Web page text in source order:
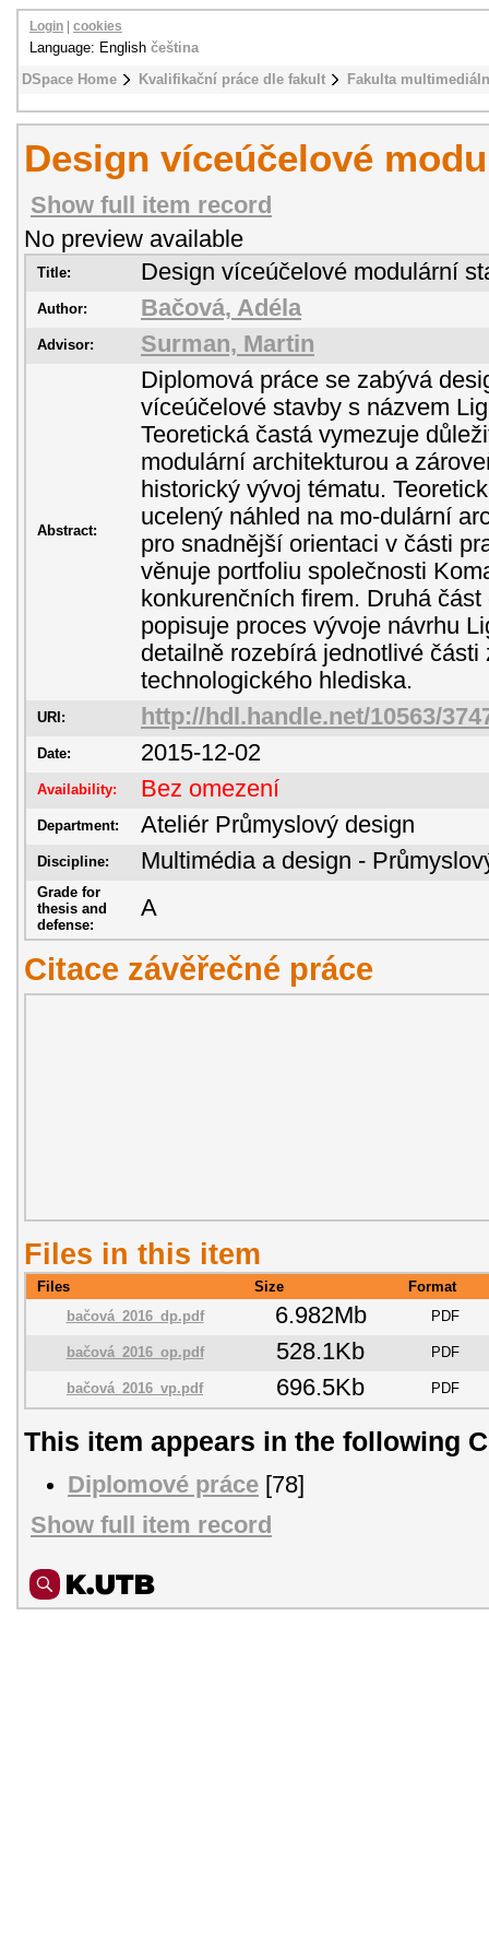
DSpace Home Kvalifikační práce dle fakult Fakulta
Login cookies
Language: English čeština
Design víceúčelové
Show full item record
No preview available
Title: Design víceúčelové modulární
Author: Bačová, Adéla
Advisor: Surman, Martin
Abstract:
Diplomová práce se zabývá
víceúčelové stavby s názvem
Teoretická častá vymezuje
modulární architekturou a
historický vývoj tématu.
ucelený náhled na mo-dulární
pro snadnější orientaci v části
věnuje portfoliu společnosti
konkurenčních firem. Druhá
popisuje proces vývoje návrhu
detailně rozebírá jednotlivé části
technologického hlediska.
URI: http://hdl.handle.net/10563/
Date: 2015-12-02
Availability: Bez omezení
Department: Ateliér Průmyslový design
Discipline: Multimédia a design -
Grade for
thesis and
defense:
A
Citace závěřečné práce
Files in this item
Files Size
Format
bačová_2016_dp.pdf
6.982Mb PDF
bačová_2016_op.pdf 528.1Kb PDF
bačová_2016_vp.pdf 696.5Kb PDF
This item appears in the following
Diplomové práce [78]
Show full item record